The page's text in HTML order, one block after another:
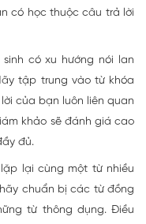
có học thuộc câu trả lời
sinh có xu hướng nói lan
tập trung vào từ khóa
của bạn luôn liên quan
khảo sẽ đánh giá cao
đủ.
lặp lại cùng một từ nhiều
chuẩn bị các từ đồng
từ thông dụng. Điều